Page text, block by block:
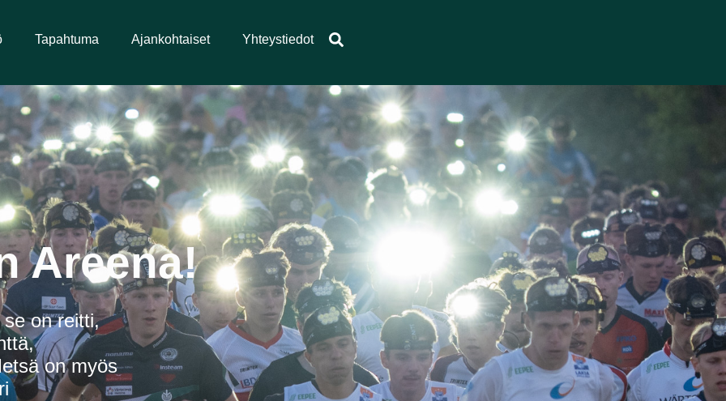
Tapahtuma Ajankohtaiset Yhteystiedot
Areena!
on reitti,
on myös